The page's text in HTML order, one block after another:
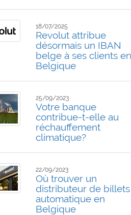
18/07/2025
Revolut attribue
désormais un IBAN
belge à ses clients en
Belgique
25/09/2023
Votre banque
contribue-t-elle au
réchauffement
climatique?
22/09/2023
Où trouver un
distributeur de billets
automatique en
Belgique